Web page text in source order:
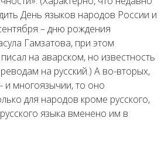
День языков народов России и
– дню рождения
Гамзатова, при этом
на аварском, но известность
на русский.) А во-вторых,
и многоязычии, то оно
для народов кроме русского,
языка вменено им в